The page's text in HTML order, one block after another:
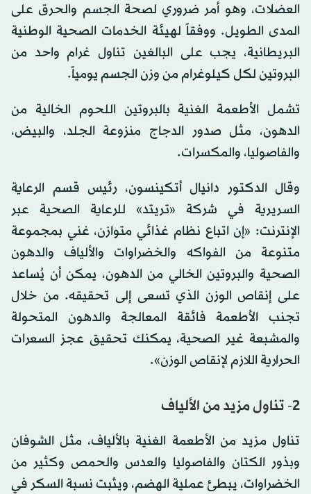
العضلات، وهو أمر ضروري لصحة الجسم والحرق على
المدى الطويل. ووفقاً لهيئة الخدمات الصحية الوطنية
البريطانية، يجب على البالغين تناول غرام واحد من
البروتين لكل كيلوغرام من وزن الجسم يومياً.
تشمل الأطعمة الغنية بالبروتين اللحوم الخالية من
الدهون، مثل صدور الدجاج منزوعة الجلد، والبيض،
والفاصوليا، والمكسرات.
وقال الدكتور دانيال أتكينسون، رئيس قسم الرعاية
السريرية في شركة «تريتد» للرعاية الصحية عبر
الإنترنت: «إن اتباع نظام غذائي متوازن، غني بمجموعة
متنوعة من الفواكه والخضراوات والألياف والدهون
الصحية والبروتين الخالي من الدهون، يمكن أن يُساعد
على إنقاص الوزن الذي تسعى إلى تحقيقه. من خلال
تجنب الأطعمة فائقة المعالجة والدهون المتحولة
والمشبعة غير الصحية، يمكنك تحقيق عجز السعرات
الحرارية اللازم لإنقاص الوزن».
2- تناول مزيد من الألياف
تناول مزيد من الأطعمة الغنية بالألياف، مثل الشوفان
وبذور الكتان والفاصوليا والعدس والحمص وكثير من
الخضراوات، يبطئ عملية الهضم، ويثبت نسبة السكر في